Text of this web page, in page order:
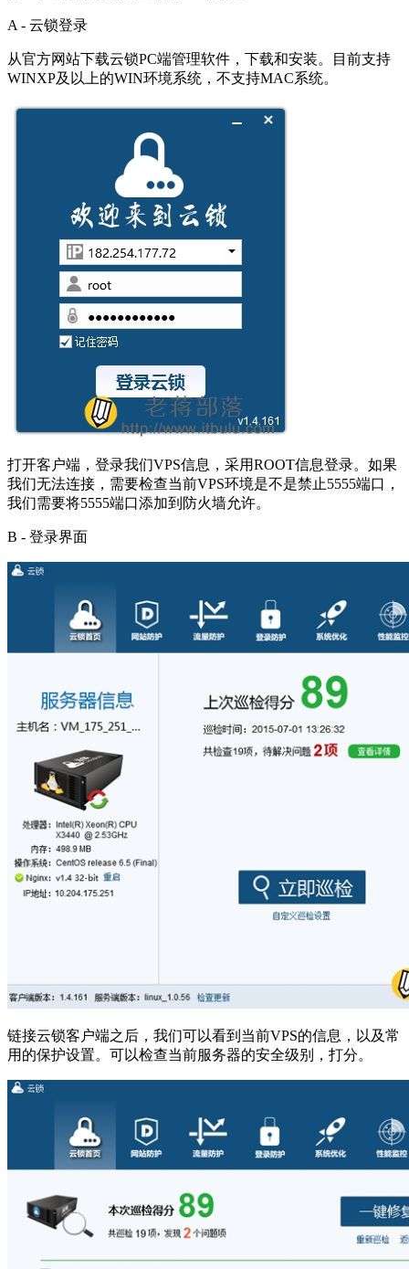
A - 云锁登录
从官方网站下载云锁PC端管理软件，下载和安装。目前支持
WINXP及以上的WIN环境系统，不支持MAC系统。
打开客户端，登录我们VPS信息，采用ROOT信息登录。如果
我们无法连接，需要检查当前VPS环境是不是禁止5555端口，
我们需要将5555端口添加到防火墙允许。
B - 登录界面
链接云锁客户端之后，我们可以看到当前VPS的信息，以及常
用的保护设置。可以检查当前服务器的安全级别，打分。